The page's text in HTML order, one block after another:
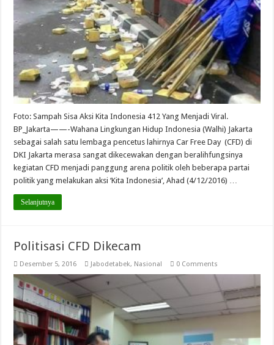
Foto: Sampah Sisa Aksi Kita Indonesia 412 Yang Menjadi Viral.
BP_Jakarta——-Wahana Lingkungan Hidup Indonesia (Walhi) Jakarta
sebagai salah satu lembaga pencetus lahirnya Car Free Day (CFD) di
DKI Jakarta merasa sangat dikecewakan dengan beralihfungsinya
kegiatan CFD menjadi panggung arena politik oleh beberapa partai
politik yang melakukan aksi ‘Kita Indonesia’, Ahad (4/12/2016) …
Selanjutnya
Politisasi CFD Dikecam
Desember 5, 2016 Jabodetabek, Nasional 0 Comments